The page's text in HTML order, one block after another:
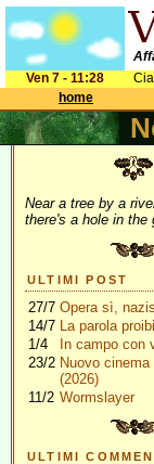
Ven 7 - 11:28
home
Near a tree by a
there's a hole in the
ULTIMI POST
27/7 Opera sì,
14/7 La parola
1/4
In campo con
23/2 Nuovo
(2026)
11/2 Wormslayer
ULTIMI